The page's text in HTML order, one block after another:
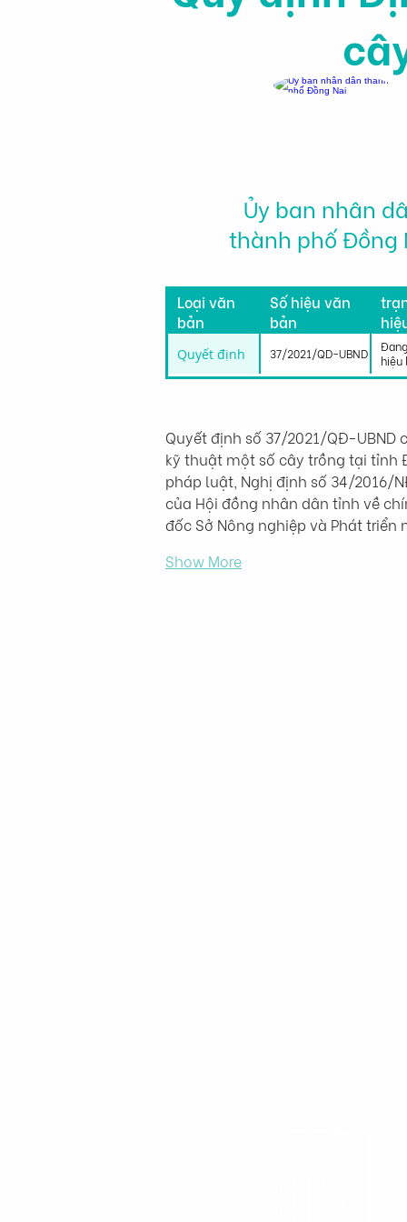
Ủy ban nhân
thành phố Đồng
Loại văn
bản
Số hiệu văn
bản
lực
Quyết định 37/2021/QD-UBND
hiệu
Quyết định số 37/2021/QĐ-
kỹ thuật một số cây trồng tại tỉnh
pháp luật, Nghị định số 34/2016/
của Hội đồng nhân dân tỉnh về
đốc Sở Nông nghiệp và Phát
Show More